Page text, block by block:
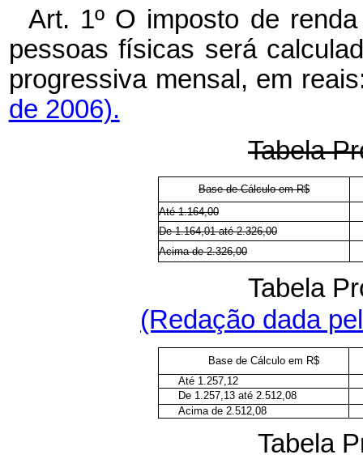
Art. 1º O imposto de
pessoas físicas será
progressiva mensal, em
de 2006).
Tabela
Base de Cálculo em R$
Até 1.164,00
De 1.164,01 até 2.326,00
Acima de 2.326,00
Tabela
(Redação dada
Base de Cálculo em R$
Até 1.257,12
De 1.257,13 até 2.512,08
Acima de 2.512,08
Tabela